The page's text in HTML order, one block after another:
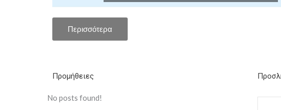
Περισσότερα
Προμήθειες
No posts found!